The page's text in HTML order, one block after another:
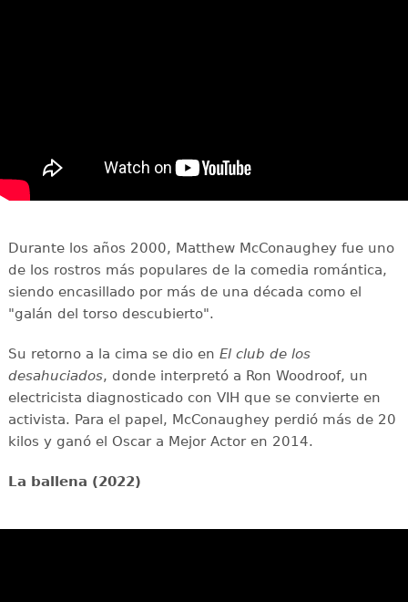
Durante los años 2000, Matthew McConaughey fue uno
de los rostros más populares de la comedia romántica,
siendo encasillado por más de una década como el
"galán del torso descubierto".
Su retorno a la cima se dio en El club de los
desahuciados, donde interpretó a Ron Woodroof, un
electricista diagnosticado con VIH que se convierte en
activista. Para el papel, McConaughey perdió más de 20
kilos y ganó el Oscar a Mejor Actor en 2014.
La ballena (2022)